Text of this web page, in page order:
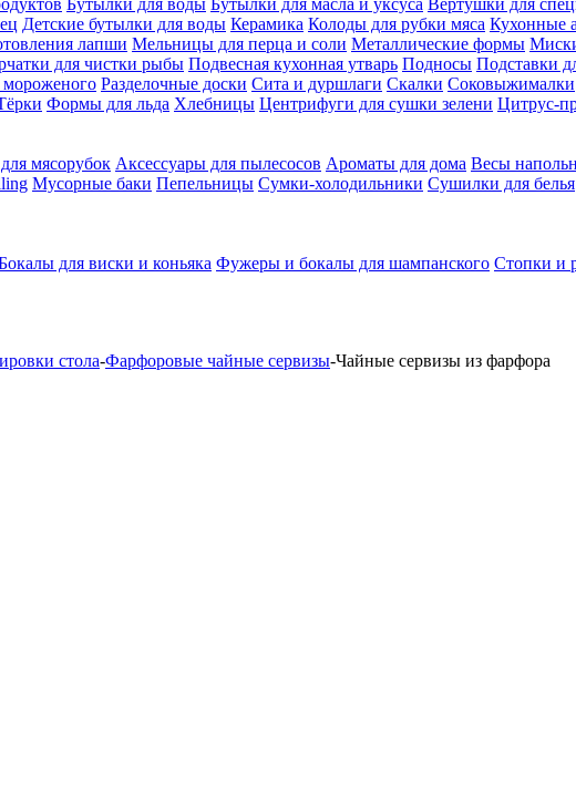
Бутылки для воды Бутылки для масла и уксуса Вертушки для
Детские бутылки для воды Керамика Колоды для рубки мяса Кухонные
лапши Мельницы для перца и соли Металлические формы
для чистки рыбы Подвесная кухонная утварь Подносы Подставки
Разделочные доски Сита и дуршлаги Скалки Соковыжималки
Формы для льда Хлебницы Центрифуги для сушки зелени Цитрус-
мясорубок Аксессуары для пылесосов Ароматы для дома Весы
Мусорные баки Пепельницы Сумки-холодильники Сушилки для белья
для виски и коньяка Фужеры и бокалы для шампанского Стопки и
стола-Фарфоровые чайные сервизы-Чайные сервизы из фарфора